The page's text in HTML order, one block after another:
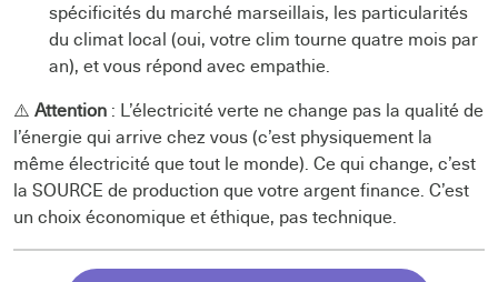
spécificités du marché marseillais, les particularités
du climat local (oui, votre clim tourne quatre mois par
an), et vous répond avec empathie.
⚠️ Attention : L’électricité verte ne change pas la qualité de
l’énergie qui arrive chez vous (c’est physiquement la
même électricité que tout le monde). Ce qui change, c’est
la SOURCE de production que votre argent finance. C’est
un choix économique et éthique, pas technique.